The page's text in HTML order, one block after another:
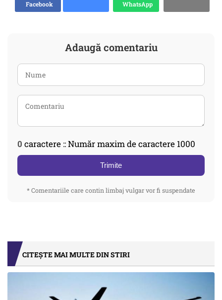
Facebook
WhatsApp
Adaugă comentariu
0 caractere :: Număr maxim de caractere 1000
Trimite
* Comentariile care contin limbaj vulgar vor fi suspendate
CITEȘTE MAI MULTE DIN STIRI